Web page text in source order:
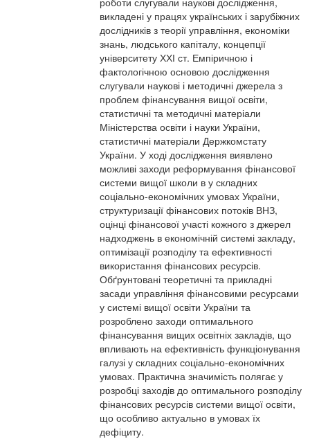
викладені у працях українських і зарубіжних
дослідників з теорії управління, економіки
знань, людського капіталу, концепції
університету ХХІ ст. Емпіричною і
фактологічною основою дослідження
слугували наукові і методичні джерела з
проблем фінансування вищої освіти,
статистичні та методичні матеріали
Міністерства освіти і науки України,
статистичні матеріали Держкомстату
України. У ході дослідження виявлено
можливі заходи реформування фінансової
системи вищої школи в у складних
соціально-економічних умовах України,
структуризації фінансових потоків ВНЗ,
оцінці фінансової участі кожного з джерел
надходжень в економічній системі закладу,
оптимізації розподілу та ефективності
використання фінансових ресурсів.
Обґрунтовані теоретичні та прикладні
засади управління фінансовими ресурсами
у системі вищої освіти України та
розроблено заходи оптимального
фінансування вищих освітніх закладів, що
впливають на ефективність функціонування
галузі у складних соціально-економічних
умовах. Практична значимість полягає у
розробці заходів до оптимального розподілу
фінансових ресурсів системи вищої освіти,
що особливо актуально в умовах їх
дефіциту.